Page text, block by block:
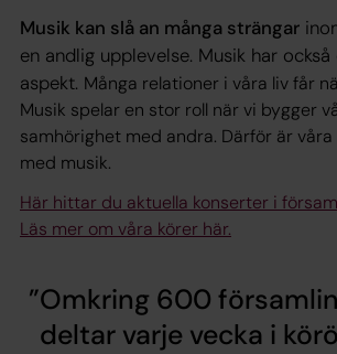
Musik kan slå an många strängar
en andlig upplevelse. Musik har
aspekt. Många relationer i våra liv får
Musik spelar en stor roll när vi bygger
samhörighet med andra. Därför är
med musik.
Här hittar du aktuella konserter i
Läs mer om våra körer här.
Omkring 600
deltar varje vecka i